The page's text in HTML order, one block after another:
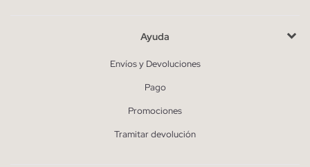
Ayuda
Envíos y Devoluciones
Pago
Promociones
Tramitar devolución